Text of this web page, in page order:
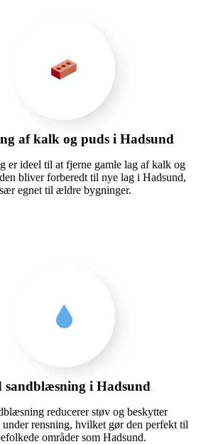
af kalk og puds i Hadsund
er ideel til at fjerne gamle lag af kalk og
bliver forberedt til nye lag i Hadsund,
egnet til ældre bygninger.
sandblæsning i Hadsund
reducerer støv og beskytter
under rensning, hvilket gør den perfekt til
områder som Hadsund.